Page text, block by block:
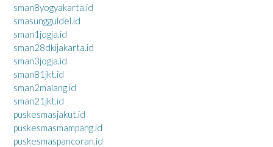
sman8yogyakarta.id
smasungguldel.id
sman1jogja.id
sman28dkijakarta.id
sman3jogja.id
sman81jkt.id
sman2malang.id
sman21jkt.id
puskesmasjakut.id
puskesmasmampang.id
puskesmaspancoran.id